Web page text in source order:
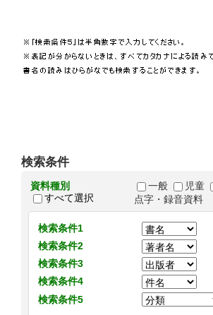
検索条件
資料種別
すべて選択
一般 児童
点字・録音資料
検索条件1
検索条件2
検索条件3
検索条件4
検索条件5